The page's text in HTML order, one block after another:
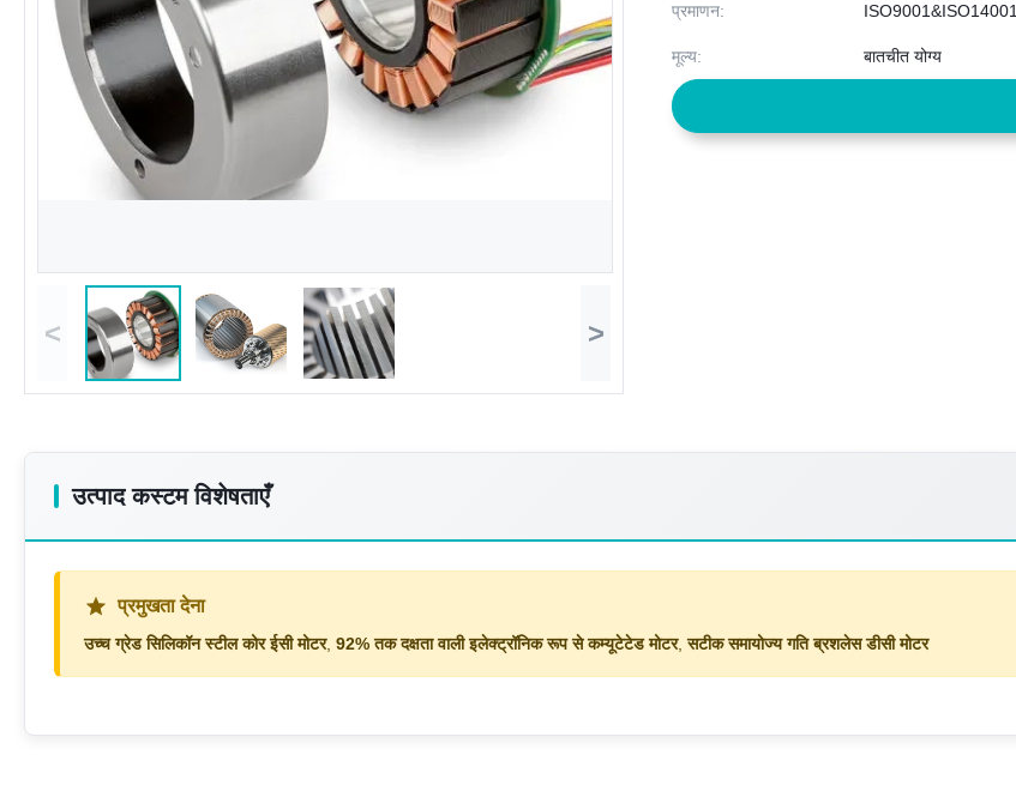
< >
प्रमाणन: ISO9001&ISO14001
मूल्य: बातचीत योग्य
उत्पाद कस्टम विशेषताएँ
प्रमुखता देना
उच्च ग्रेड सिलिकॉन स्टील कोर ईसी मोटर, 92% तक दक्षता वाली इलेक्ट्रॉनिक रूप से कम्यूटेटेड मोटर,सटीक समायोज्य गति ब्रशलेस डीसी मोटर